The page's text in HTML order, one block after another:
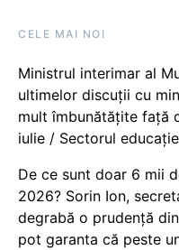
CELE MAI NOI
Ministrul interimar al
ultimelor discuții cu
mult îmbunătățite față
iulie / Sectorul
De ce sunt doar 6 mii
2026? Sorin Ion,
degrabă o prudență
pot garanta că peste